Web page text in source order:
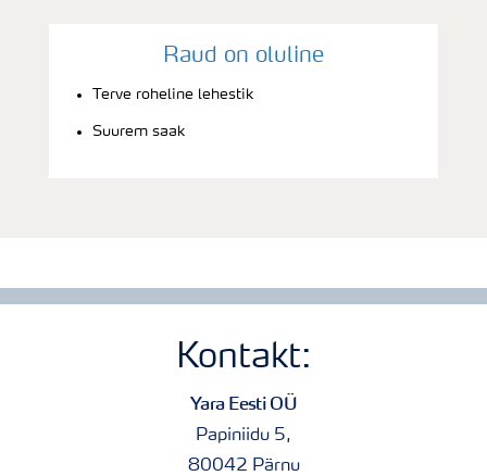
Raud on oluline
Terve roheline lehestik
Suurem saak
Kontakt:
Yara Eesti OÜ
Papiniidu 5,
80042 Pärnu